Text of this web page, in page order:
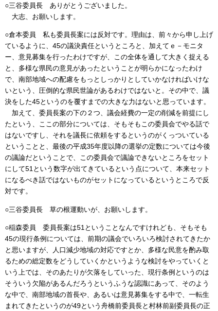
○三谷委員長 ありがとうございました。
大志、お願いします。
○倉本委員 私も委員長案には反対です。理由は、前々から申し上げ
ているように、45の議決責任というところと、加えてｅ－モニタ
ー、意見募集を行ったわけですが、この全体を通して大きく捉える
と、多様な県民の意見があったということが明らかになったわけ
で、南部地域への配慮をもっとしっかりとしていかなければいけな
いという、圧倒的な県民世論があるわけではないと。その中で、議
決をした45というのを覆すまでの大きな力はないと思っています。
加えて、委員長案の下の２つ、議会経費の一定の削減を前提にし
たという、ここの部分については、そもそもこの委員会でやる話で
はないですし、それを議長に依頼をするというのがくっついている
ということと、最後の平成35年度以降の選挙の定数については今後
の議論だということで、この委員会で議論できないところをセット
にして51という数字が出てきているという点について、本来セット
になるべき話ではないものがセットになっているというところで反
対です。
○三谷委員長 草の根運動いが、お願いします。
○稲森委員 委員長案は51ということなんですけれども、そもそも
45の現行条例については、前期の議会でいろいろ検討されてきたか
と思いますが、人口減少地域の対応ですとか、多様な民意を酌み取
るための総定数をどうしていくかというような検討をやっていくと
いう上では、そのあたりが欠落をしていった、現行条例というのは
そういう欠陥があるんだろうというふうな認識にあって、そのよう
な中で、南部地域の首長や、あるいは意見募集をする中で、一転生
まれてきたというのが49という舟橋前委員長と村林前副委員長の正